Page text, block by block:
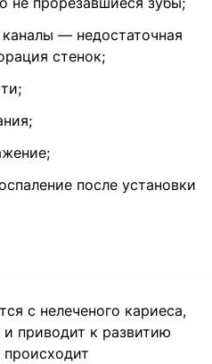
— недостаточная
стенок;
после установки
с нелеченого кариеса,
приводит к развитию